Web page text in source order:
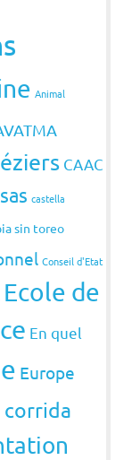
Animal
CAAC
castella
sin toreo
Conseil d'Etat
Ecole de
En quel
Europe